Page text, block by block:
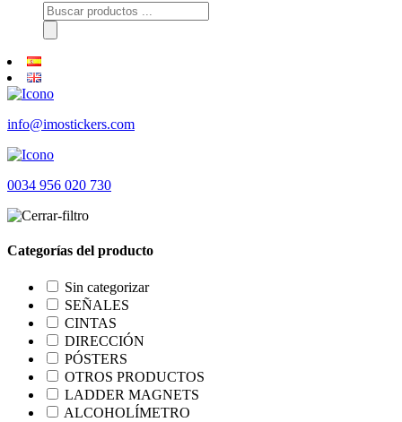
Búsqueda
de
productos
info@imostickers.com
0034 956 020 730
Categorías del producto
Sin categorizar
SEÑALES
CINTAS
DIRECCIÓN
PÓSTERS
OTROS PRODUCTOS
LADDER MAGNETS
ALCOHOLÍMETRO